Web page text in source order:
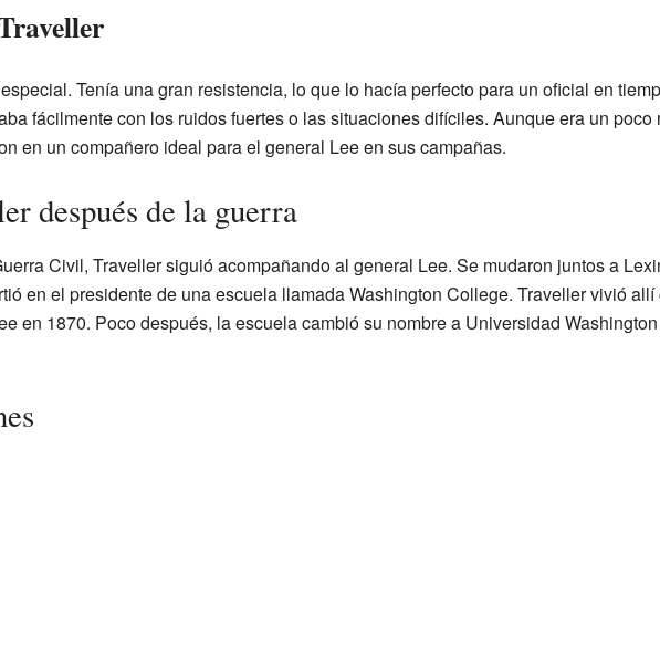
Tenía una gran resistencia, lo que lo hacía perfecto para un oficial en
fácilmente con los ruidos fuertes o las situaciones difíciles. Aunque era un poco
en un compañero ideal para el general Lee en sus campañas.
después de la guerra
Civil, Traveller siguió acompañando al general Lee. Se mudaron juntos a
en el presidente de una escuela llamada Washington College. Traveller vivió allí
en 1870. Poco después, la escuela cambió su nombre a Universidad